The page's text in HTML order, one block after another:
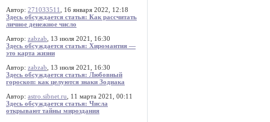
Автор: 271033511
, 16 января 2022, 12:18
Здесь обсуждается статья: Как рассчитать
личное денежное число
Автор: zabzab , 13 июля 2021, 16:30
Здесь обсуждается статья: Хиромантия —
это карта жизни
Автор: zabzab , 13 июля 2021, 16:30
Здесь обсуждается статья: Любовный
гороскоп: как целуются знаки Зодиака
Автор: astro.sibnet.ru , 11 марта 2021, 00:11
Здесь обсуждается статья: Числа
открывают тайны мироздания